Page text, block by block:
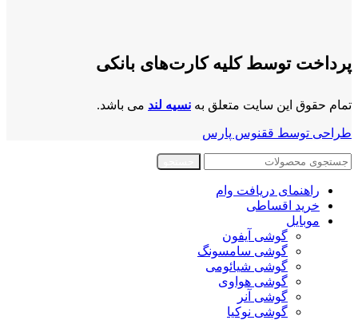
پرداخت توسط کلیه کارت‌های بانکی
تمام حقوق این سایت متعلق به نسیه لند می باشد.
طراحی توسط ققنوس پارس
راهنمای دریافت وام
خرید اقساطی
موبایل
گوشی آیفون
گوشی سامسونگ
گوشی شیائومی
گوشی هواوی
گوشی آنر
گوشی نوکیا